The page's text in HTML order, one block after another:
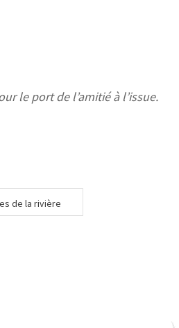
le port de l’amitié à l’issue.
de la rivière